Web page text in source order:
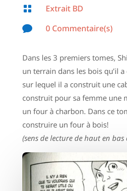
 Extrait BD
 0 Commentaire(s)
Dans les 3 premiers tomes,
un terrain dans les bois qu’il
sur lequel il a construit une
construit pour sa femme une
un four à charbon. Dans ce
construire un four à bois!
(sens de lecture de haut en